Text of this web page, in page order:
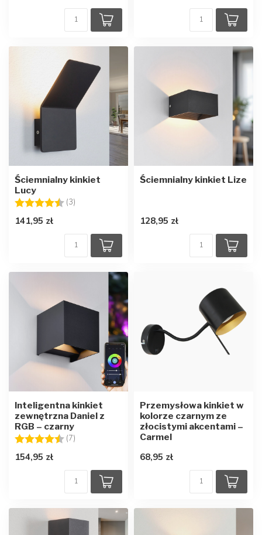
Ściemnialny kinkiet
Lucy
Ocena:
(3)
141,95 zł
Ściemnialny kinkiet Lize
128,95 zł
Inteligentna kinkiet
zewnętrzna Daniel z
RGB – czarny
Ocena:
(7) 4.1 na 5 gwiazdek
154,95 zł
Przemysłowa kinkiet w
kolorze czarnym ze
złocistymi akcentami –
Carmel
68,95 zł